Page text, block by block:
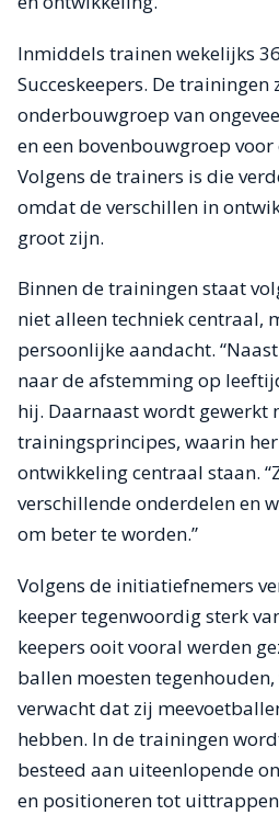
Inmiddels trainen wekelijks
Succeskeepers. De
onderbouwgroep van
en een bovenbouwgroep
Volgens de trainers is die
omdat de verschillen in
groot zijn.
Binnen de trainingen staat
niet alleen techniek centraal,
persoonlijke aandacht.
naar de afstemming op
hij. Daarnaast wordt gewerkt
trainingsprincipes, waarin
ontwikkeling centraal staan.
verschillende onderdelen en
om beter te worden.”
Volgens de initiatiefnemers
keeper tegenwoordig sterk
keepers ooit vooral werden
ballen moesten
verwacht dat zij
hebben. In de trainingen
besteed aan uiteenlopende
en positioneren tot